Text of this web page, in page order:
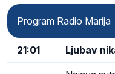
Program Radio Marija
21:01 Ljubav